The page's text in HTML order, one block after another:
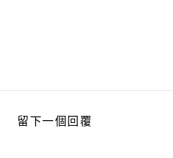
留下一個回覆